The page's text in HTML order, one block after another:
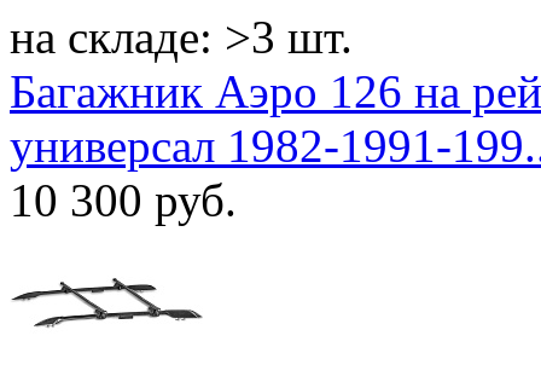
на складе: >3 шт.
Багажник Аэро 126 на
универсал 1982-1991-
10 300 руб.